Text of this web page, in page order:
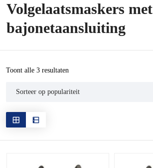
Volgelaatsmaskers met
bajonetaansluiting
Toont alle 3 resultaten